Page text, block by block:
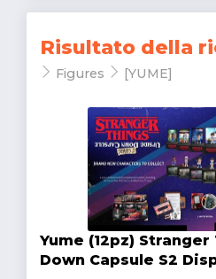
Risultato della
Figures [YUME]
Yume (12pz)
Down Capsule S2